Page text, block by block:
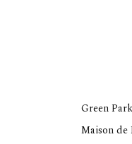
Green
Maison de